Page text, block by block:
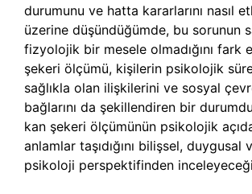
durumunu ve hatta kararlarını nasıl
üzerine düşündüğümde, bu sorunun
fizyolojik bir mesele olmadığını fark
şekeri ölçümü, kişilerin psikolojik
sağlıkla olan ilişkilerini ve sosyal
bağlarını da şekillendiren bir
kan şekeri ölçümünün psikolojik
anlamlar taşıdığını bilişsel, duygusal
psikoloji perspektifinden